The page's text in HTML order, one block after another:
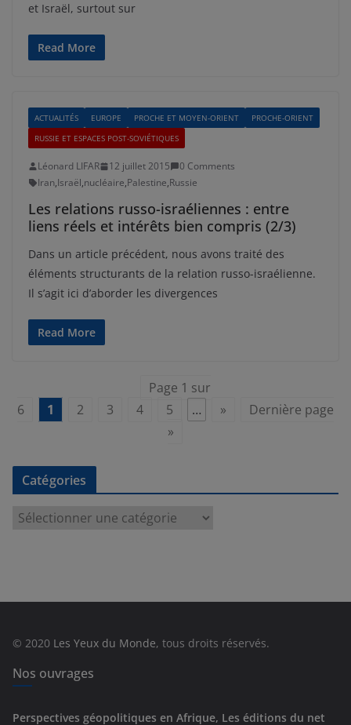
et Israël, surtout sur
Read More
ACTUALITÉS EUROPE PROCHE ET MOYEN-ORIENT
PROCHE-ORIENT
RUSSIE ET ESPACES POST-SOVIÉTIQUES
Léonard LIFAR 12 juillet 2015
0 Comments
Iran,Israël,nucléaire,Palestine,Russie
Les relations russo-israéliennes : entre
liens réels et intérêts bien compris (2/3)
Dans un article précédent, nous avons traité des
éléments structurants de la relation russo-israélienne.
Il s’agit ici d’aborder les divergences
Read More
Page 1 sur
6
1 2 3 4 5 … »
Dernière page
»
Catégories
e
© 2020 Les Yeux du Monde, tous droits réservés.
Nos ouvrages
Perspectives géopolitiques en Afrique, Les éditions du net